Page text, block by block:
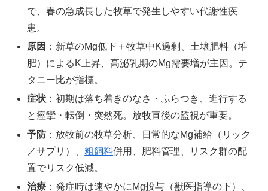
で、春の急成長した牧草で発生しやすい代謝性疾
患。
原因 ：新草のMg低下＋牧草中K過剰、土壌肥料（堆
肥）によるK上昇、高泌乳期のMg需要増が主因。テ
タニー比が指標。
症状 ：初期は落ち着きのなさ・ふらつき、進行する
と痙攣・転倒・突然死。放牧直後の監視が重要。
予防 ：放牧前の牧草分析、日常的なMg補給（リック
／サプリ）、粗飼料併用、肥料管理、リスク群の配
置でリスク低減。
治療 ：発症時は速やかにMg投与（獣医指導の下）、